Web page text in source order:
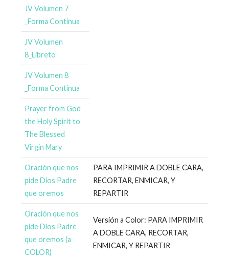
JV Volumen 7
_Forma Continua
JV Volumen
8_Libreto
JV Volumen 8
_Forma Continua
Prayer from God
the Holy Spirit to
The Blessed
Virgin Mary
Oración que nos
pide Dios Padre
que oremos
PARA IMPRIMIR A DOBLE CARA,
RECORTAR, ENMICAR, Y
REPARTIR
Oración que nos
pide Dios Padre
que oremos (a
COLOR)
Versión a Color: PARA IMPRIMIR
A DOBLE CARA, RECORTAR,
ENMICAR, Y REPARTIR